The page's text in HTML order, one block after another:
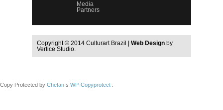
Media
Partners
Copyright © 2014 Culturart Brazil | Web Design by
Vertice Studio.
Copy Protected by Chetan s WP-Copyprotect